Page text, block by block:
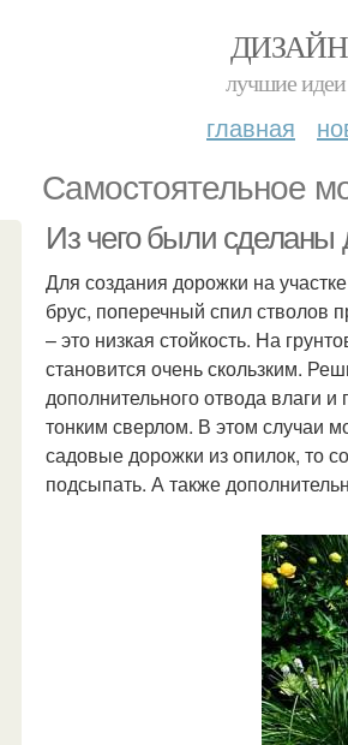
ДИЗАЙН
лучшие идеи
главная
Самостоятельное
Из чего были сделаны
Для создания дорожки на
брус, поперечный спил стволов
– это низкая стойкость. На
становится очень скользким.
дополнительного отвода влаги
тонким сверлом. В этом случаи
садовые дорожки из опилок, то
подсыпать. А также